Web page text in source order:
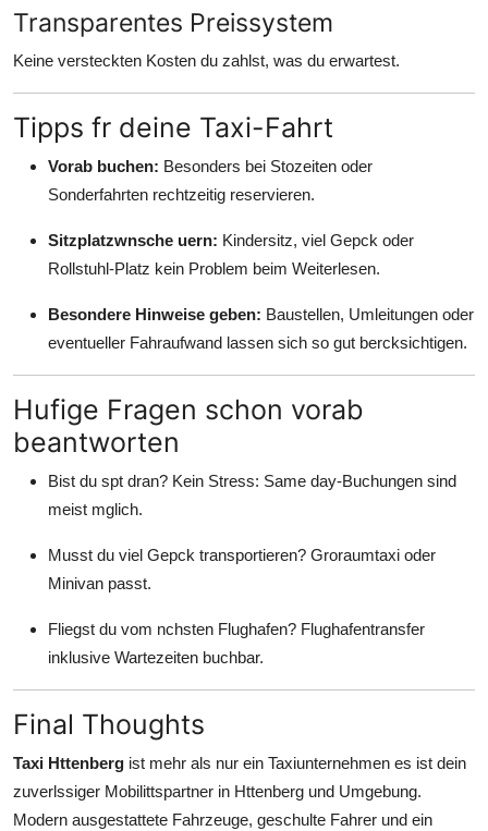
Transparentes Preissystem
Keine versteckten Kosten du zahlst, was du erwartest.
Tipps fr deine Taxi-Fahrt
Vorab buchen: Besonders bei Stozeiten oder
Sonderfahrten rechtzeitig reservieren.
Sitzplatzwnsche uern: Kindersitz, viel Gepck oder
Rollstuhl-Platz kein Problem beim Weiterlesen.
Besondere Hinweise geben: Baustellen, Umleitungen oder
eventueller Fahraufwand lassen sich so gut bercksichtigen.
Hufige Fragen schon vorab
beantworten
Bist du spt dran? Kein Stress: Same day-Buchungen sind
meist mglich.
Musst du viel Gepck transportieren? Groraumtaxi oder
Minivan passt.
Fliegst du vom nchsten Flughafen? Flughafentransfer
inklusive Wartezeiten buchbar.
Final Thoughts
Taxi Httenberg ist mehr als nur ein Taxiunternehmen es ist dein
zuverlssiger Mobilittspartner in Httenberg und Umgebung.
Modern ausgestattete Fahrzeuge, geschulte Fahrer und ein